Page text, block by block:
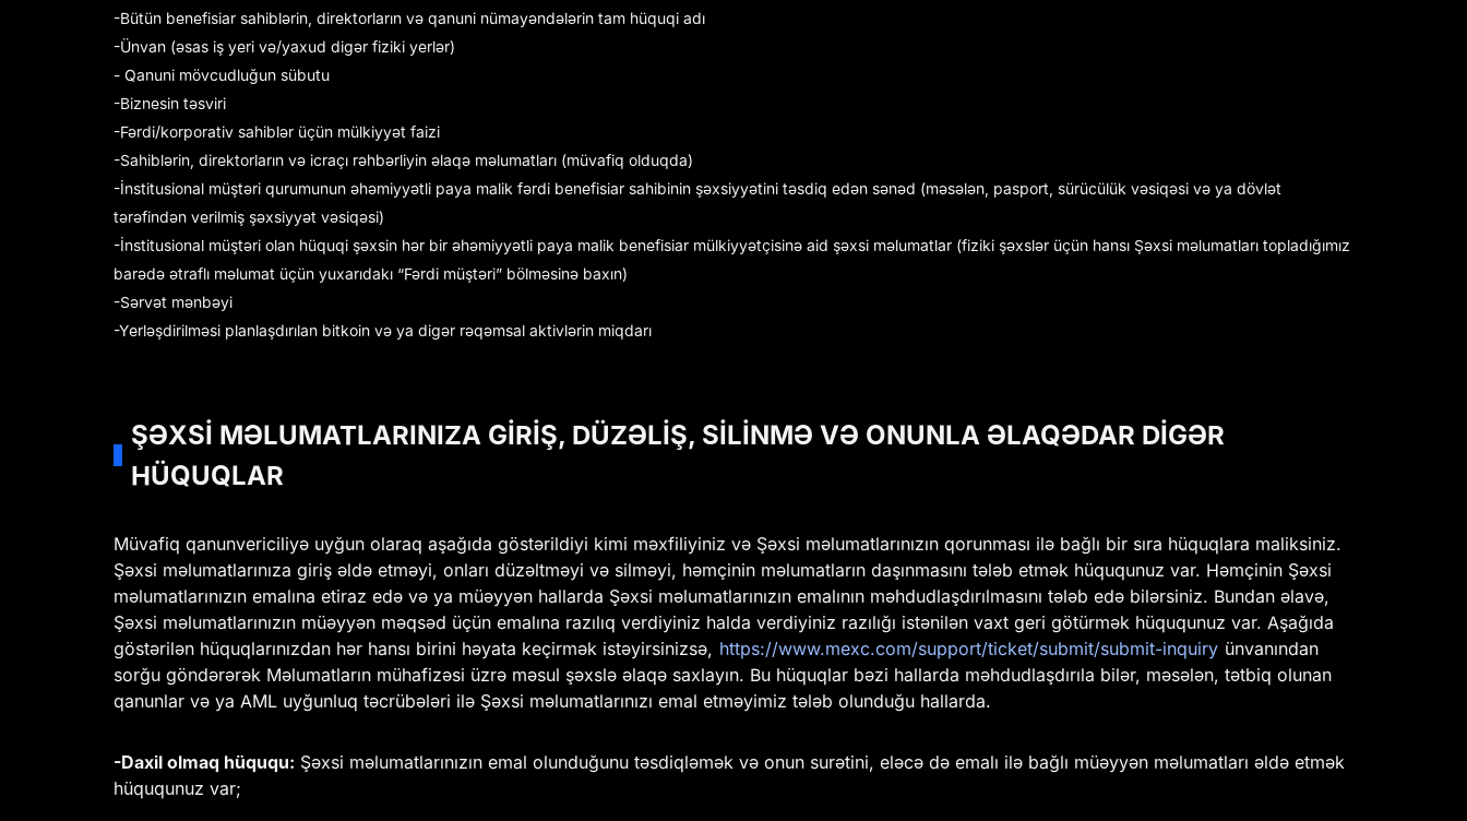
-Bütün benefisiar sahiblərin, direktorların və qanuni nümayəndələrin tam hüquqi adı
-Ünvan (əsas iş yeri və/yaxud digər fiziki yerlər)
- Qanuni mövcudluğun sübutu
-Biznesin təsviri
-Fərdi/korporativ sahiblər üçün mülkiyyət faizi
-Sahiblərin, direktorların və icraçı rəhbərliyin əlaqə məlumatları (müvafiq olduqda)
-İnstitusional müştəri qurumunun əhəmiyyətli paya malik fərdi benefisiar sahibinin şəxsiyyətini təsdiq edən sənəd (məsələn, pasport, sürücülük vəsiqəsi və ya dövlət
tərəfindən verilmiş şəxsiyyət vəsiqəsi)
-İnstitusional müştəri olan hüquqi şəxsin hər bir əhəmiyyətli paya malik benefisiar mülkiyyətçisinə aid şəxsi məlumatlar (fiziki şəxslər üçün hansı Şəxsi məlumatları topladığımız
barədə ətraflı məlumat üçün yuxarıdakı “Fərdi müştəri” bölməsinə baxın)
-Sərvət mənbəyi
-Yerləşdirilməsi planlaşdırılan bitkoin və ya digər rəqəmsal aktivlərin miqdarı
ŞƏXSİ MƏLUMATLARINIZA GİRİŞ, DÜZƏLİŞ, SİLİNMƏ VƏ ONUNLA ƏLAQƏDAR DİGƏR
HÜQUQLAR
Müvafiq qanunvericiliyə uyğun olaraq aşağıda göstərildiyi kimi məxfiliyiniz və Şəxsi məlumatlarınızın qorunması ilə bağlı bir sıra hüquqlara maliksiniz.
Şəxsi məlumatlarınıza giriş əldə etməyi, onları düzəltməyi və silməyi, həmçinin məlumatların daşınmasını tələb etmək hüququnuz var. Həmçinin Şəxsi
məlumatlarınızın emalına etiraz edə və ya müəyyən hallarda Şəxsi məlumatlarınızın emalının məhdudlaşdırılmasını tələb edə bilərsiniz. Bundan əlavə,
Şəxsi məlumatlarınızın müəyyən məqsəd üçün emalına razılıq verdiyiniz halda verdiyiniz razılığı istənilən vaxt geri götürmək hüququnuz var. Aşağıda
göstərilən hüquqlarınızdan hər hansı birini həyata keçirmək istəyirsinizsə, https://www.mexc.com/support/ticket/submit/submit-inquiry ünvanından
sorğu göndərərək Məlumatların mühafizəsi üzrə məsul şəxslə əlaqə saxlayın. Bu hüquqlar bəzi hallarda məhdudlaşdırıla bilər, məsələn, tətbiq olunan
qanunlar və ya AML uyğunluq təcrübələri ilə Şəxsi məlumatlarınızı emal etməyimiz tələb olunduğu hallarda.
-Daxil olmaq hüququ: Şəxsi məlumatlarınızın emal olunduğunu təsdiqləmək və onun surətini, eləcə də emalı ilə bağlı müəyyən məlumatları əldə etmək
hüququnuz var;